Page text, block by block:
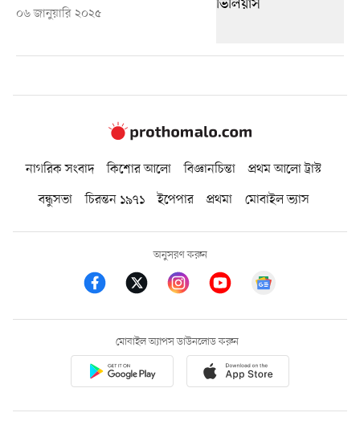
০৬ জানুয়ারি ২০২৫
নাগরিক সংবাদ কিশোর আলো বিজ্ঞানচিন্তা
প্রথম আলো ট্রাস্ট
বন্ধুসভা
চিরন্তন ১৯৭১ ইপেপার প্রথমা মোবাইল ভ্যাস
অনুসরণ করুন
মোবাইল অ্যাপস ডাউনলোড করুন